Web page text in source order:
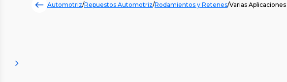
Automotriz/Repuestos Automotriz/Rodamientos y Retenes/Varias Aplicaciones